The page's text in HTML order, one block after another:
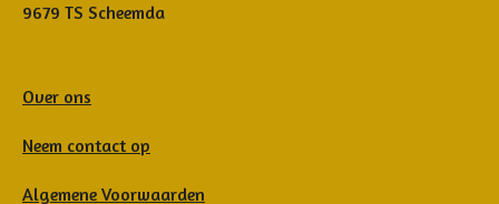
9679 TS Scheemda
Over ons
Neem contact op
Algemene Voorwaarden